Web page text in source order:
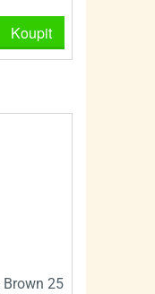
POTRAVIN
THE SMURFS
PATROLY - PAW
Koupit
Brown 25